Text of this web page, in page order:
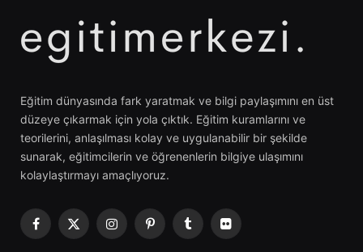
Eğitim dünyasında fark yaratmak ve bilgi paylaşımını en üst
düzeye çıkarmak için yola çıktık. Eğitim kuramlarını ve
teorilerini, anlaşılması kolay ve uygulanabilir bir şekilde
sunarak, eğitimcilerin ve öğrenenlerin bilgiye ulaşımını
kolaylaştırmayı amaçlıyoruz.
Facebook
X
InstagramPinterestTumblrFlickr